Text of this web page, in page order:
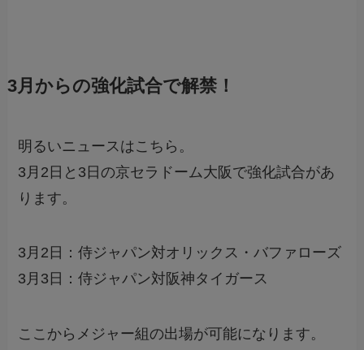
3月からの強化試合で解禁！
明るいニュースはこちら。
3月2日と3日の京セラドーム大阪で強化試合があ
ります。
3月2日：侍ジャパン対オリックス・バファローズ
3月3日：侍ジャパン対阪神タイガース
ここからメジャー組の出場が可能になります。